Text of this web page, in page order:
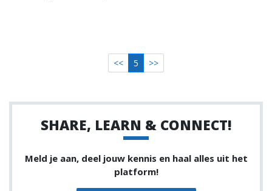
<< 5 >>
SHARE, LEARN & CONNECT!
Meld je aan, deel jouw kennis en haal alles uit het
platform!